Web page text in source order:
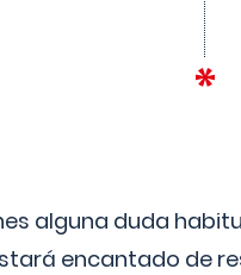
alguna duda
encantado de